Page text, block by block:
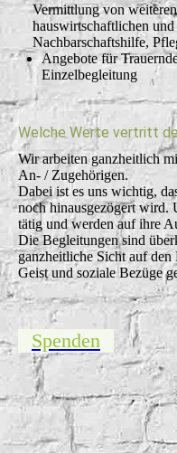
Vermittlung von
hauswirtschaftlichen
Nachbarschaftshilfe,
Angebote für
Einzelbegleitung
Welche Werte vertritt
Wir arbeiten ganzheitlich
An- / Zugehörigen.
Dabei ist es uns wichtig,
noch hinausgezögert wird.
tätig und werden auf ihre
Die Begleitungen sind
ganzheitliche Sicht auf
Geist und soziale Bezüge
Spenden